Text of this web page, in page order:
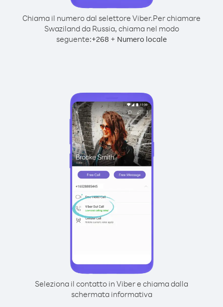
Chiama il numero dal selettore Viber.Per chiamare
Swaziland da Russia, chiama nel modo
seguente:+268 + Numero locale
Seleziona il contatto in Viber e chiama dalla
schermata informativa